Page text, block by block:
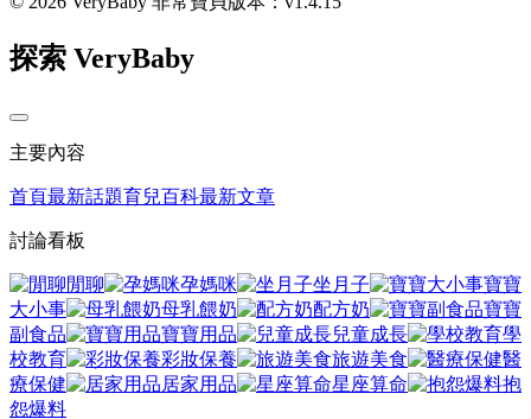
探索 VeryBaby
主要內容
首頁最新話題育兒百科最新文章
討論看板
閒聊 孕媽咪 坐月子
寶寶
大小事
母乳餵奶 配方奶
寶寶
副食品
寶寶用品 兒童成長
學
校教育
彩妝保養 旅遊美食
醫
療保健
居家用品 星座算命
抱
怨爆料